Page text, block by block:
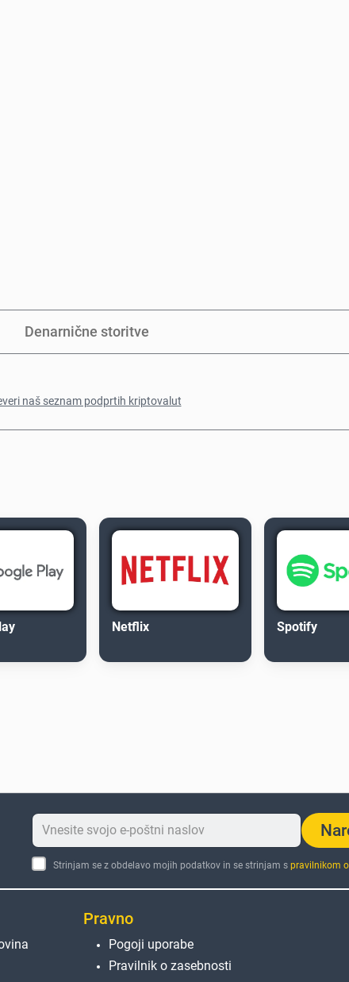
Denarnične storitve
naš seznam podprtih kriptovalut
Netflix Spotify
Strinjam se z obdelavo mojih podatkov in se strinjam s pravilnikom
Pravno
Pogoji uporabe
Pravilnik o zasebnosti